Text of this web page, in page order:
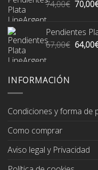
74,00€ El
era:
70,00
Pendientes
67,00€ El
64,00
INFORMACIÓN
Condiciones y forma de
Como comprar
Aviso legal y Privacidad